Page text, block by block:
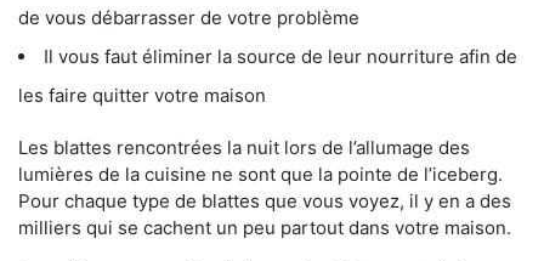
de vous débarrasser de votre problème
Il vous faut éliminer la source de leur nourriture afin de
les faire quitter votre maison
Les blattes rencontrées la nuit lors de l’allumage des
lumières de la cuisine ne sont que la pointe de l’iceberg.
Pour chaque type de blattes que vous voyez, il y en a des
milliers qui se cachent un peu partout dans votre maison.